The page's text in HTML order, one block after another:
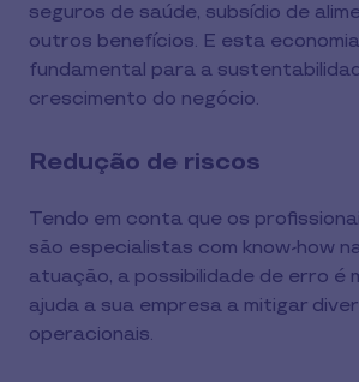
seguros de saúde, subsídio de
outros benefícios. E esta
fundamental para a
crescimento do negócio.
Redução de riscos
Tendo em conta que os
são especialistas com know-how
atuação, a possibilidade de erro é
ajuda a sua empresa a mitigar
operacionais.